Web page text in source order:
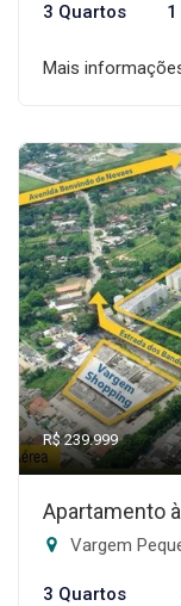
3 Quartos
Mais
R$ 239.999
Apartamento
Vargem
3 Quartos